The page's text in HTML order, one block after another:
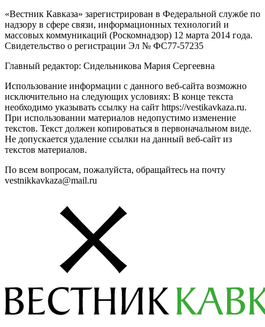
«Вестник Кавказа» зарегистрирован в Федеральной службе по
надзору в сфере связи, информационных технологий и
массовых коммуникаций (Роскомнадзор) 12 марта 2014 года.
Свидетельство о регистрации Эл № ФС77-57235
Главный редактор: Сидельникова Мария Сергеевна
Использование информации с данного веб-сайта возможно
исключительно на следующих условиях: В конце текста
необходимо указывать ссылку на сайт https://vestikavkaza.ru.
При использовании материалов недопустимо изменение
текстов. Текст должен копироваться в первоначальном виде.
Не допускается удаление ссылки на данный веб-сайт из
текстов материалов.
По всем вопросам, пожалуйста, обращайтесь на почту
vestnikkavkaza@mail.ru